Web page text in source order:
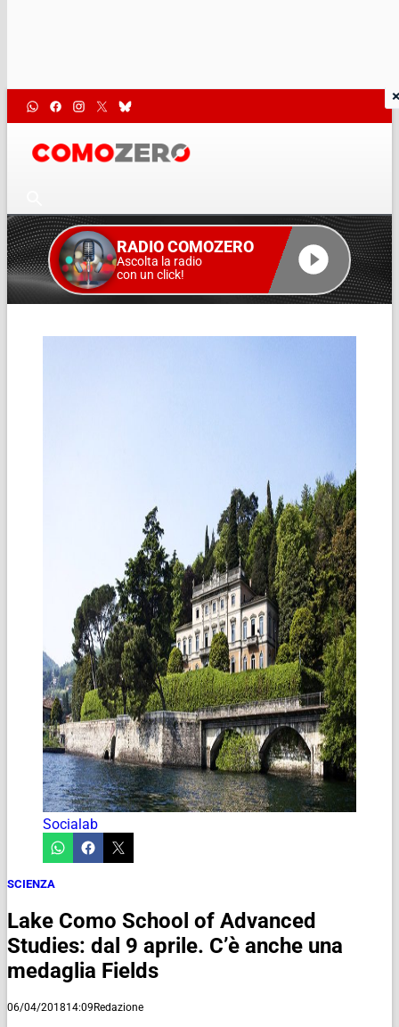
RADIO COMOZERO
Ascolta la radio
con un click!
Socialab
SCIENZA
Lake Como School of Advanced
Studies: dal 9 aprile. C’è anche una
medaglia Fields
06/04/201814:09Redazione